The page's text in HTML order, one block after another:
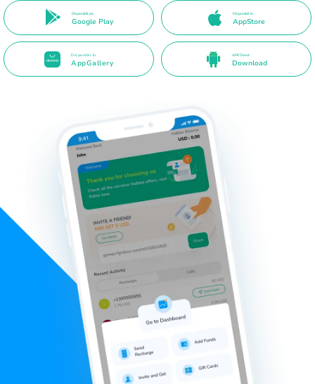
Disponibil pe
Google Play
Disponibil în
AppStore
Disponibil în
AppGallery
APK Direct
Download